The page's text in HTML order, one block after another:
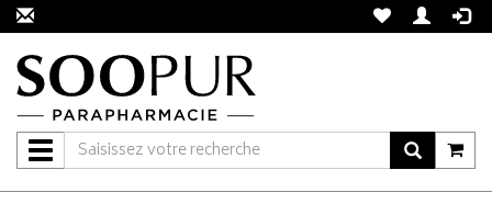
Navigation